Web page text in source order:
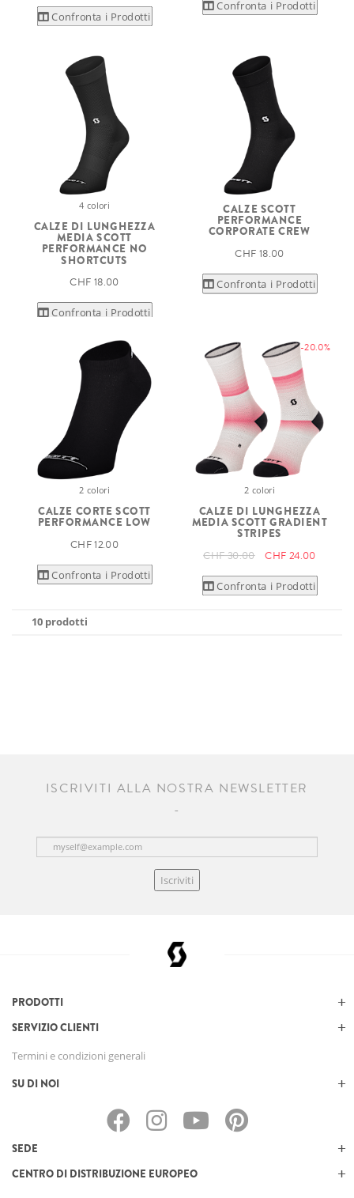
Confronta i Prodotti
Confronta i Prodotti
4 colori
CALZE DI LUNGHEZZA
MEDIA SCOTT
PERFORMANCE NO
SHORTCUTS
CHF 18.00
Confronta i Prodotti
CALZE SCOTT
PERFORMANCE
CORPORATE CREW
CHF 18.00
Confronta i Prodotti
2 colori
CALZE CORTE SCOTT
PERFORMANCE LOW
CHF 12.00
Confronta i Prodotti
-20.0%
2 colori
CALZE DI LUNGHEZZA
MEDIA SCOTT GRADIENT
STRIPES
CHF 30.00 CHF 24.00
Confronta i Prodotti
10 prodotti
ISCRIVITI ALLA NOSTRA NEWSLETTER
Iscriviti
PRODOTTI
SERVIZIO CLIENTI
Termini e condizioni generali
SU DI NOI
SEDE
CENTRO DI DISTRIBUZIONE EUROPEO